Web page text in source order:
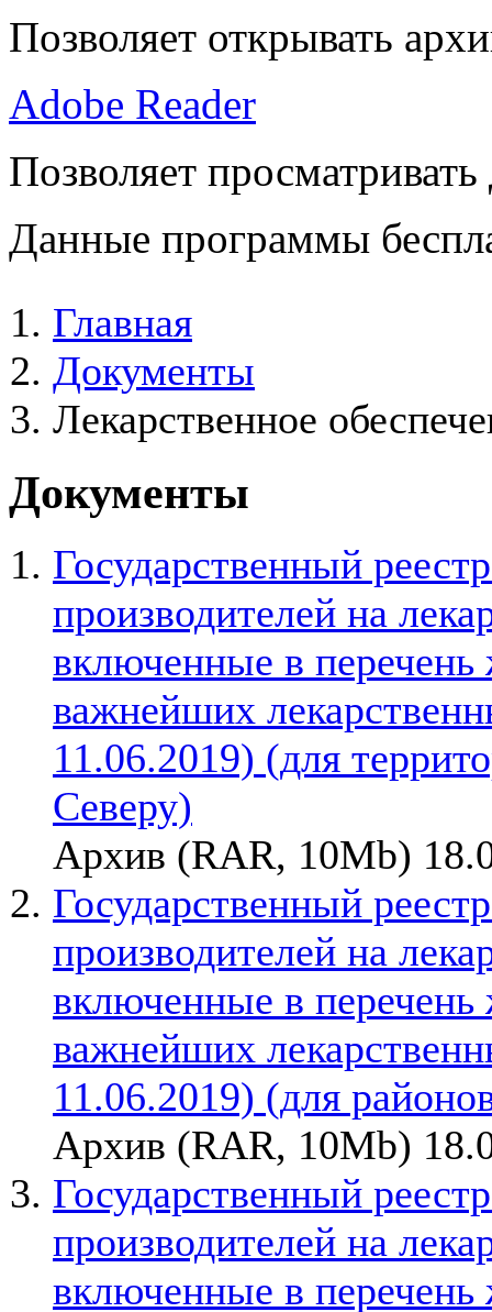
Позволяет открывать
Adobe Reader
Позволяет
Данные программы
Главная
Документы
Лекарственное
Документы
Государственный
производителей на
включенные в
важнейших
11.06.2019) (для
Северу)
Архив (RAR, 10Mb)
Государственный
производителей на
включенные в
важнейших
11.06.2019) (для
Архив (RAR, 10Mb)
Государственный
производителей на
включенные в